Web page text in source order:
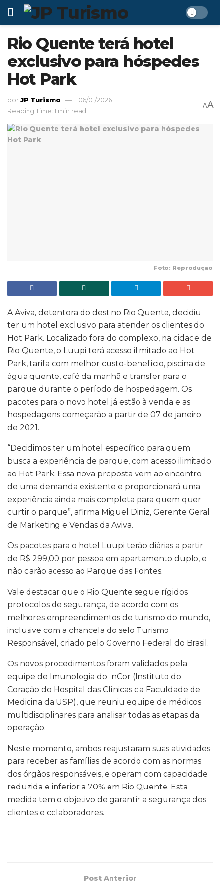
Rio Quente terá hotel
exclusivo para hóspedes
Hot Park
porJP Turismo
06/01/2026
Reading Time: 1 min read
AA
Foto: Reprodução
A Aviva, detentora do destino Rio Quente, decidiu
ter um hotel exclusivo para atender os clientes do
Hot Park. Localizado fora do complexo, na cidade de
Rio Quente, o Luupi terá acesso ilimitado ao Hot
Park, tarifa com melhor custo-benefício, piscina de
água quente, café da manhã e transfer para o
parque durante o período de hospedagem. Os
pacotes para o novo hotel já estão à venda e as
hospedagens começarão a partir de 07 de janeiro
de 2021.
“Decidimos ter um hotel específico para quem
busca a experiência de parque, com acesso ilimitado
ao Hot Park. Essa nova proposta vem ao encontro
de uma demanda existente e proporcionará uma
experiência ainda mais completa para quem quer
curtir o parque”, afirma Miguel Diniz, Gerente Geral
de Marketing e Vendas da Aviva.
Os pacotes para o hotel Luupi terão diárias a partir
de R$ 299,00 por pessoa em apartamento duplo, e
não darão acesso ao Parque das Fontes.
Vale destacar que o Rio Quente segue rígidos
protocolos de segurança, de acordo com os
melhores empreendimentos de turismo do mundo,
inclusive com a chancela do selo Turismo
Responsável, criado pelo Governo Federal do Brasil.
Os novos procedimentos foram validados pela
equipe de Imunologia do InCor (Instituto do
Coração do Hospital das Clínicas da Faculdade de
Medicina da USP), que reuniu equipe de médicos
multidisciplinares para analisar todas as etapas da
operação.
Neste momento, ambos reajustaram suas atividades
para receber as famílias de acordo com as normas
dos órgãos responsáveis, e operam com capacidade
reduzida e inferior a 70% em Rio Quente. Esta
medida tem o objetivo de garantir a segurança dos
clientes e colaboradores.
Post Anterior